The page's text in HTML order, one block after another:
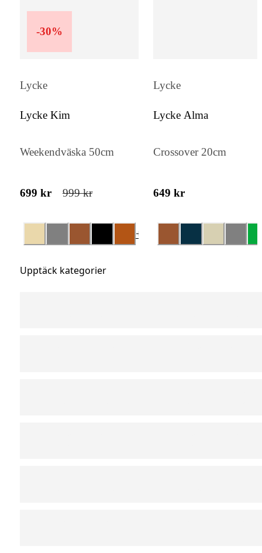
-30%
Lycke
Lycke Kim
Weekendväska 50cm
699 kr 999 kr
+
Lycke
Lycke Alma
Crossover 20cm
649 kr
Upptäck kategorier